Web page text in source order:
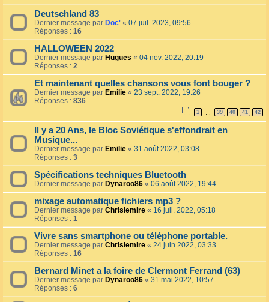
Deutschland 83
Dernier message par Doc' « 07 juil. 2023, 09:56
Réponses : 16
HALLOWEEN 2022
Dernier message par Hugues « 04 nov. 2022, 20:19
Réponses : 2
Et maintenant quelles chansons vous font bouger ?
Dernier message par Emilie « 23 sept. 2022, 19:26
Réponses : 836
1 … 39 40 41 42
Il y a 20 Ans, le Bloc Soviétique s'effondrait en
Musique...
Dernier message par Emilie « 31 août 2022, 03:08
Réponses : 3
Spécifications techniques Bluetooth
Dernier message par Dynaroo86 « 06 août 2022, 19:44
mixage automatique fichiers mp3 ?
Dernier message par Chrislemire « 16 juil. 2022, 05:18
Réponses : 1
Vivre sans smartphone ou téléphone portable.
Dernier message par Chrislemire « 24 juin 2022, 03:33
Réponses : 16
Bernard Minet a la foire de Clermont Ferrand (63)
Dernier message par Dynaroo86 « 31 mai 2022, 10:57
Réponses : 6